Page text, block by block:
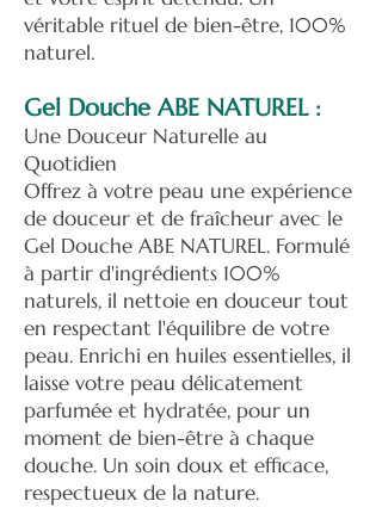
véritable rituel de bien-être, 100%
naturel.
Gel Douche ABE NATUREL :
Une Douceur Naturelle au
Quotidien
Offrez à votre peau une expérience
de douceur et de fraîcheur avec le
Gel Douche ABE NATUREL. Formulé
à partir d'ingrédients 100%
naturels, il nettoie en douceur tout
en respectant l'équilibre de votre
peau. Enrichi en huiles essentielles, il
laisse votre peau délicatement
parfumée et hydratée, pour un
moment de bien-être à chaque
douche. Un soin doux et efficace,
respectueux de la nature.